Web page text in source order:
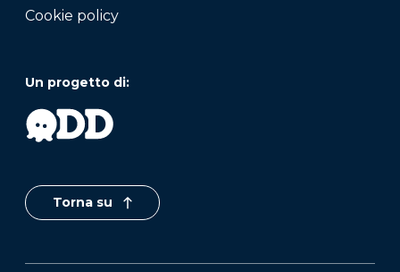
Cookie policy
Un progetto di:
Torna su